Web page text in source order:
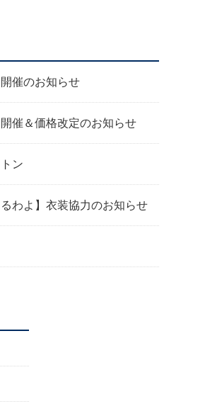
催のお知らせ
催＆価格改定のお知らせ
ン
るわよ】衣装協力のお知らせ